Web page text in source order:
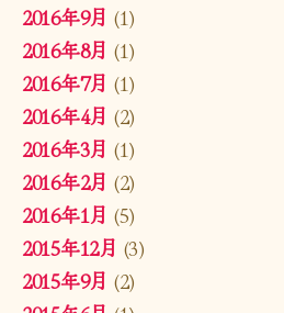
2016年9月 (1)
2016年8月 (1)
2016年7月 (1)
2016年4月 (2)
2016年3月 (1)
2016年2月 (2)
2016年1月 (5)
2015年12月 (3)
2015年9月 (2)